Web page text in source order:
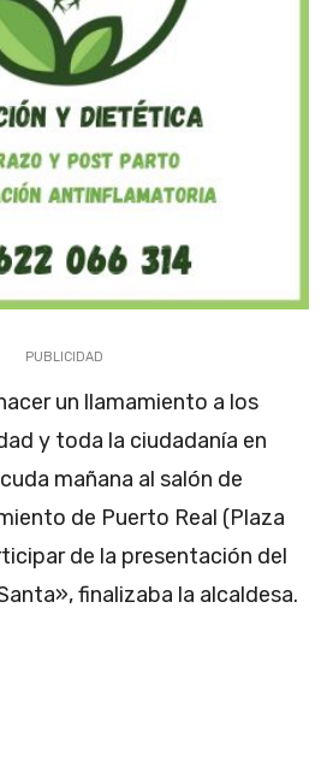
PUBLICIDAD
un llamamiento a los
y toda la ciudadanía en
mañana al salón de
de Puerto Real (Plaza
de la presentación del
finalizaba la alcaldesa.